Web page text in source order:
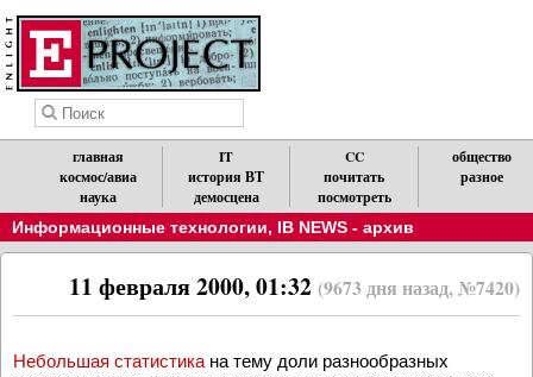
главная
космос/авиа
наука
IT
история ВТ
демосцена
CC
почитать
посмотреть
общество
разное
Информационные технологии, IB NEWS - архив
11 февраля 2000, 01:32 (9673 дня назад, №7420)
Небольшая статистика на тему доли разнообразных